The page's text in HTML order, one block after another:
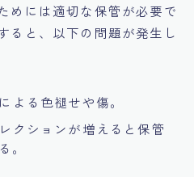
めには適切な保管が必要で
ると、以下の問題が発生し
よる色褪せや傷。
クションが増えると保管
。